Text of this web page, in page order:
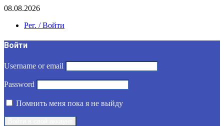
08.08.2026
Рег. / Войти
Войти
Username or email
Password
Помнить меня пока я не выйду